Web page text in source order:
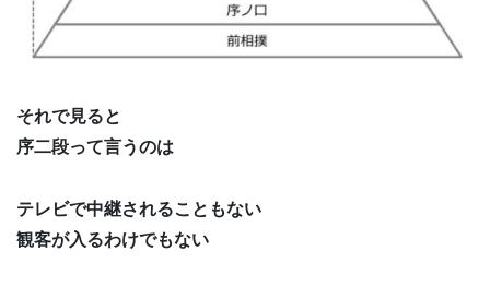
それで見ると
序二段って言うのは
テレビで中継されることもない
観客が入るわけでもない